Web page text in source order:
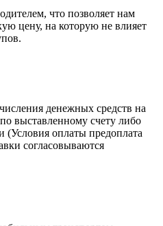
что позволяет нам
цену, на которую не влияет
денежных средств на
выставленному счету либо
оплаты предоплата
согласовываются